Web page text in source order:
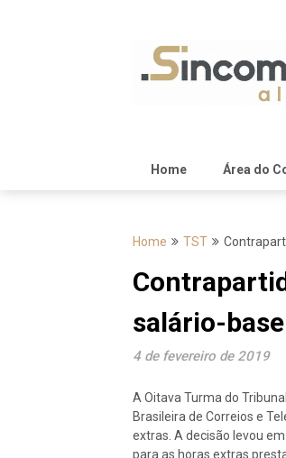
Home Área do
Home TST
salário-
4 de fevereiro de 2019
A Oitava Turma do
Brasileira de Correios e
extras. A decisão levou
para as horas extras